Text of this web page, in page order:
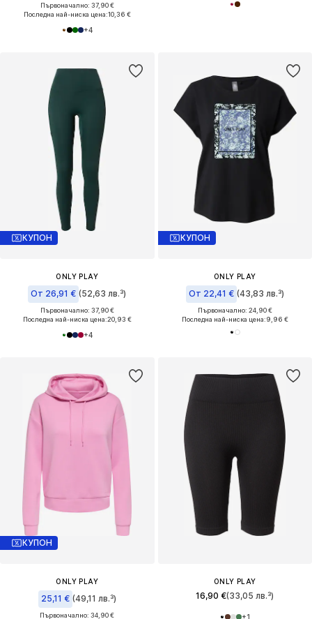
Първоначално: 37,90 €
Последна най-ниска цена:10,36 €
+4
КУПОН
ONLY PLAY
От 26,91 € (52,63 лв.³)
Първоначално: 37,90 €
Последна най-ниска цена:20,93 €
+4
КУПОН
ONLY PLAY
От 22,41 € (43,83 лв.³)
Първоначално: 24,90 €
Последна най-ниска цена:9,96 €
КУПОН
ONLY PLAY
25,11 € (49,11 лв.³)
Първоначално: 34,90 €
ONLY PLAY
16,90 €(33,05 лв.³)
+1